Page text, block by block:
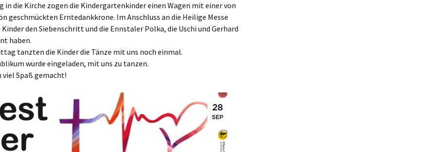
2021
2019
in die Kirche zogen die Kindergartenkinder einen Wagen mit einer von
geschmückten Erntedankkrone. Im Anschluss an die Heilige Messe
den Siebenschritt und die Ennstaler Polka, die Uschi und Gerhard
haben.
tanzten die Kinder die Tänze mit uns noch einmal.
wurde eingeladen, mit uns zu tanzen.
viel Spaß gemacht!